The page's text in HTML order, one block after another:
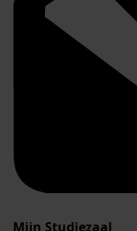
Mijn Studiezaal